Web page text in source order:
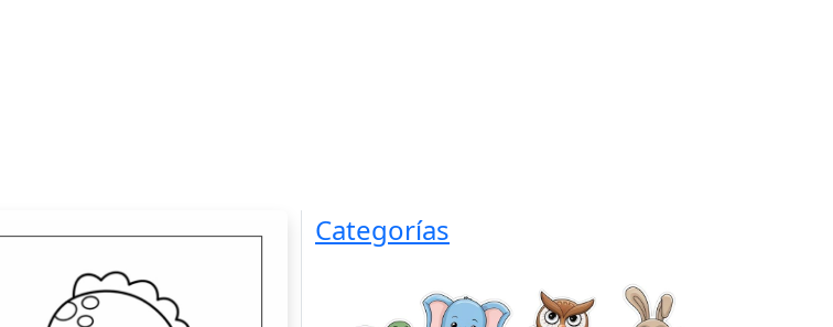
Categorías